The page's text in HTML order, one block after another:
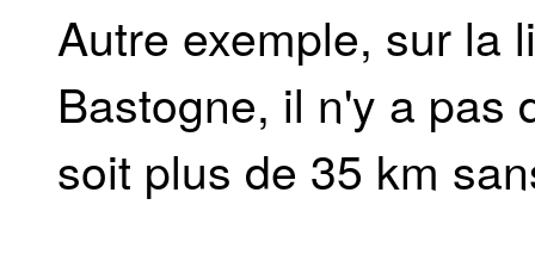
Autre exemple, sur la
Bastogne, il n'y a pas
soit plus de 35 km